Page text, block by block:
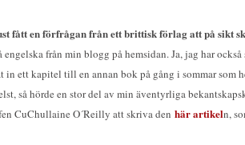
fått en förfrågan från ett brittisk förlag att på sikt
engelska från min blogg på hemsidan. Ja, jag har
in ett kapitel till en annan bok på gång i sommar som
så hörde en stor del av min äventyrliga
CuChullaine O´Reilly att skriva den här artikeln,